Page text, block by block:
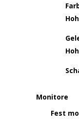
Monitore
Fest